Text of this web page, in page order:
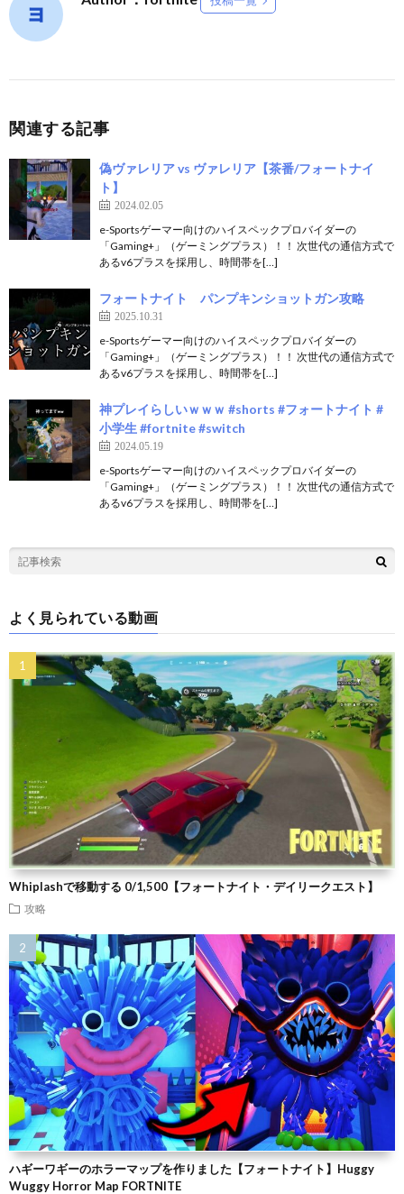
関連する記事
偽ヴァレリア vs ヴァレリア【茶番/フォートナイ
ト】
2024.02.05
e-Sportsゲーマー向けのハイスペックプロバイダーの
「Gaming+」（ゲーミングプラス）！！ 次世代の通信方式で
あるv6プラスを採用し、時間帯を[…]
フォートナイト パンプキンショットガン攻略
2025.10.31
e-Sportsゲーマー向けのハイスペックプロバイダーの
「Gaming+」（ゲーミングプラス）！！ 次世代の通信方式で
あるv6プラスを採用し、時間帯を[…]
神プレイらしいｗｗｗ #shorts #フォートナイト #
小学生 #fortnite #switch
2024.05.19
e-Sportsゲーマー向けのハイスペックプロバイダーの
「Gaming+」（ゲーミングプラス）！！ 次世代の通信方式で
あるv6プラスを採用し、時間帯を[…]
よく見られている動画
Whiplashで移動する 0/1,500【フォートナイト・デイリークエスト】
攻略
ハギーワギーのホラーマップを作りました【フォートナイト】Huggy
Wuggy Horror Map FORTNITE